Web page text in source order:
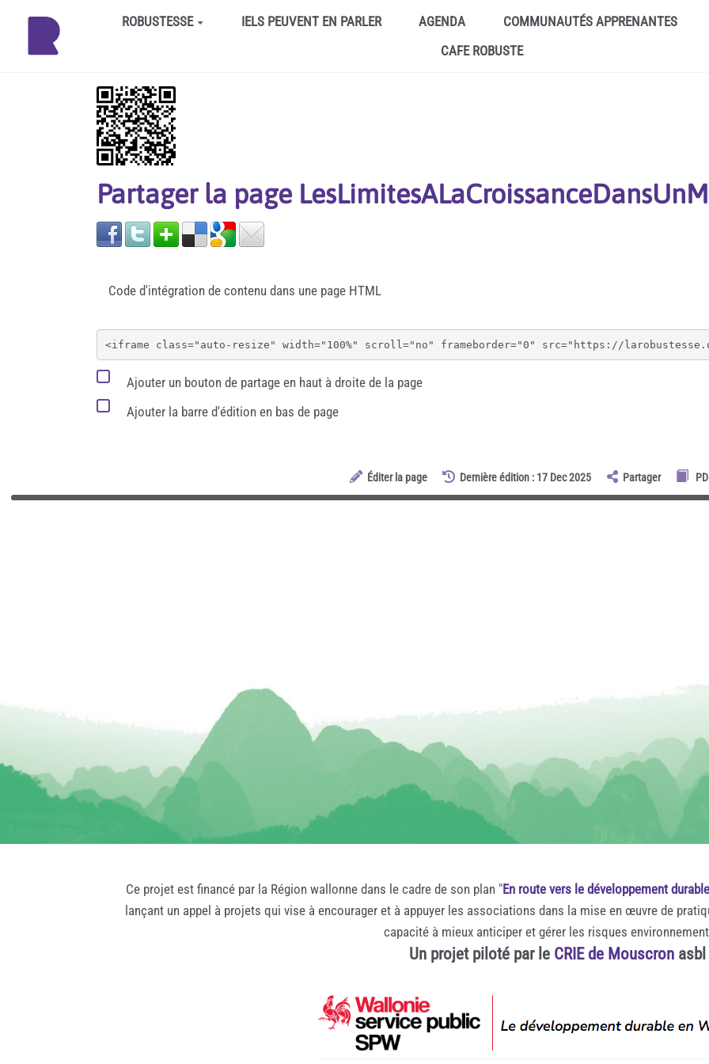
Aller au contenu principalROBUSTESSE IELS PEUVENT EN PARLER AGENDA
COMMUNAUTÉS APPRENANTES
CAFE ROBUSTE
Partager la page
Code d'intégration de contenu dans une page HTML
Ajouter un bouton de partage en haut à droite de la page
Ajouter la barre d'édition en bas de page
Éditer la page Dernière édition : 17 Dec 2025 Partager
Ce projet est financé par la Région wallonne dans le cadre de son plan "En route vers le développement durable
lançant un appel à projets qui vise à encourager et à appuyer les associations dans la mise en œuvre de
capacité à mieux anticiper et gérer les risques
Un projet piloté par le CRIE de Mouscronasbl